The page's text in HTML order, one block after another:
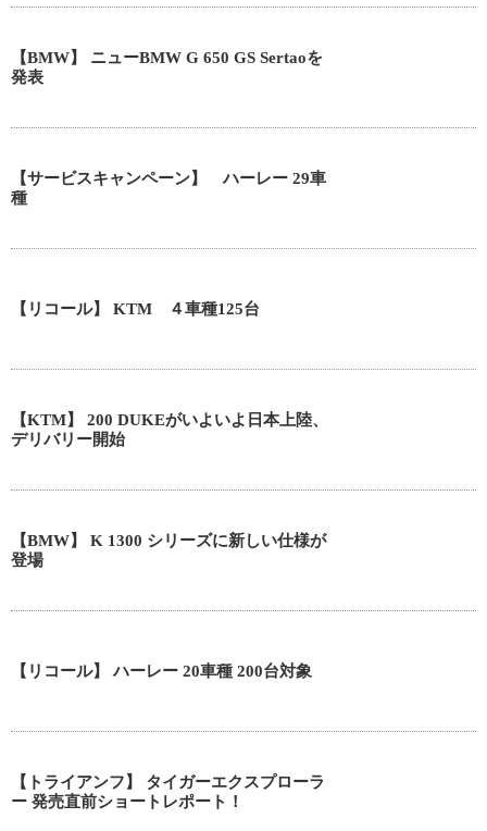
【BMW】 ニューBMW G 650 GS Sertaoを
発表
【サービスキャンペーン】 ハーレー 29車
種
【リコール】 KTM ４車種125台
【KTM】 200 DUKEがいよいよ日本上陸、
デリバリー開始
【BMW】 K 1300 シリーズに新しい仕様が
登場
【リコール】 ハーレー 20車種 200台対象
【トライアンフ】 タイガーエクスプローラ
ー 発売直前ショートレポート！